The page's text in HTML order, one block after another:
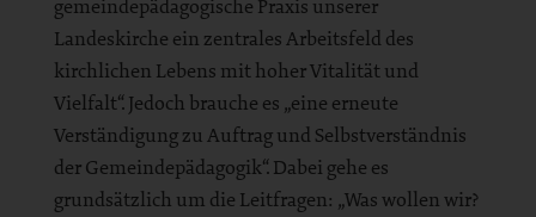
gemeindepädagogische Praxis unserer
Landeskirche ein zentrales Arbeitsfeld des
kirchlichen Lebens mit hoher Vitalität und
Vielfalt“. Jedoch brauche es „eine erneute
Verständigung zu Auftrag und Selbstverständnis
der Gemeindepädagogik“. Dabei gehe es
grundsätzlich um die Leitfragen: „Was wollen wir?